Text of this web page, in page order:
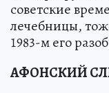
советские
лечебницы,
1983-м его
АФОНСКИЙ